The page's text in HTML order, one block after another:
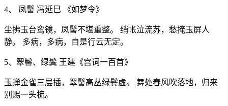
4、 凤髻 冯延巳 《如梦令》
尘拂玉台鸾镜，凤髻不堪重整。 绡帐泣流苏，愁掩玉屏人
静。 多病，多病，自是行云无定。
5、翠髻、绿鬓 王建《宫词一百首》
玉蝉金雀三层插，翠髻高丛绿鬓虚。 舞处春风吹落地，归来
别赐一头梳。